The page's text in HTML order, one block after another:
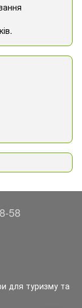
58
для туризму та